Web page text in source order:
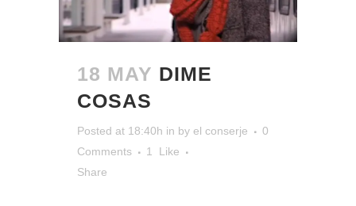
18 MAY DIME
COSAS
Posted at 18:40h in by el conserje
0
Comments
1
Like
Share